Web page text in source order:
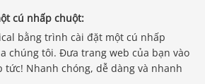
cú nhấp chuột:
bằng trình cài đặt một cú nhấp
chúng tôi. Đưa trang web của bạn vào
tức! Nhanh chóng, dễ dàng và nhanh